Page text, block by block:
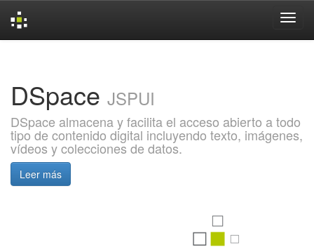
DSpace JSPUI
DSpace almacena y facilita el acceso abierto a todo
tipo de contenido digital incluyendo texto, imágenes,
vídeos y colecciones de datos.
Leer más